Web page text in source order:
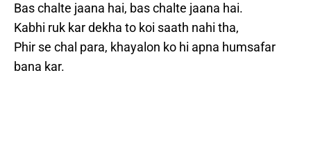
Bas chalte jaana hai, bas chalte jaana hai.
Kabhi ruk kar dekha to koi saath nahi tha,
Phir se chal para, khayalon ko hi apna humsafar
bana kar.